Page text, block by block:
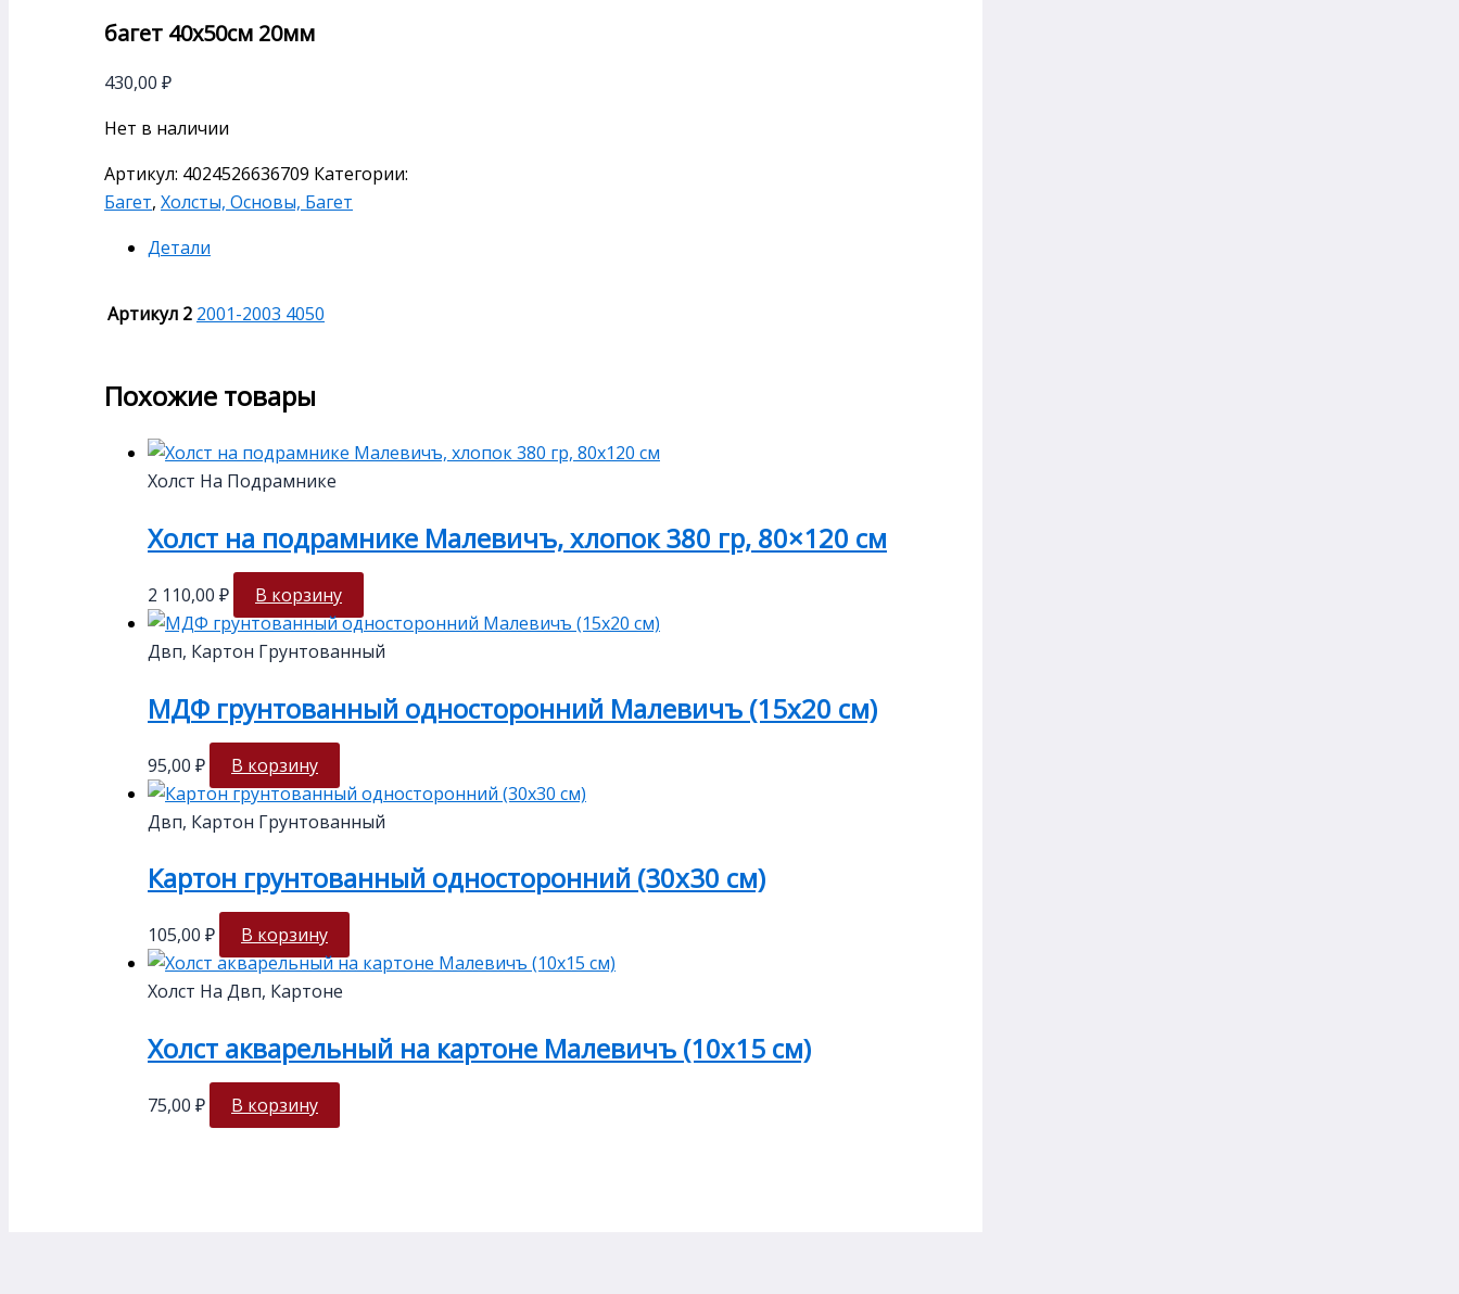
багет 40х50см 20мм
430,00 ₽
Нет в наличии
Артикул: 4024526636709 Категории:
Багет, Холсты, Основы, Багет
Детали
Артикул 2 2001-2003 4050
Похожие товары
Холст На Подрамнике
Холст на подрамнике Малевичъ, хлопок 380 гр, 80×120 см
2 110,00 ₽ В корзину
Двп, Картон Грунтованный
МДФ грунтованный односторонний Малевичъ (15х20 см)
95,00 ₽ В корзину
Двп, Картон Грунтованный
Картон грунтованный односторонний (30х30 см)
105,00 ₽ В корзину
Холст На Двп, Картоне
Холст акварельный на картоне Малевичъ (10х15 см)
75,00 ₽ В корзину